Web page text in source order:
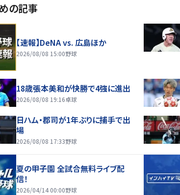
の記事
【速報】DeNA vs. 広島ほか
2026/08/08 15:00野球
18歳張本美和が快勝で4強に進出
2026/08/08 19:16卓球
日ハム・郡司が1年ぶりに捕手で出
場
2026/08/08 17:33野球
夏の甲子園 全試合無料ライブ配
信！
2026/04/14 00:00野球